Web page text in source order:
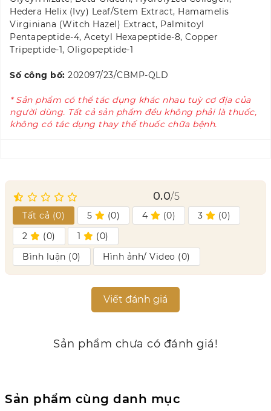
Hedera Helix (Ivy) Leaf/​Stem Extract, Hamamelis
Virginiana (Witch Hazel) Extract, Palmitoyl
Pentapeptide-4, Acetyl Hexapeptide-8, Copper
Tripeptide-1, Oligopeptide-1
Số công bố: 202097/23/CBMP-QLD
* Sản phẩm có thể tác dụng khác nhau tuỳ cơ địa của
người dùng. Tất cả sản phẩm đều không phải là thuốc,
không có tác dụng thay thế thuốc chữa bệnh.
0.0/5
Tất cả (0) 5 (0) 4 (0) 3 (0)
2
(0) 1 (0)
Bình luận (0) Hình ảnh/ Video (0)
Viết đánh giá
Sản phẩm chưa có đánh giá!
Sản phẩm cùng danh mục